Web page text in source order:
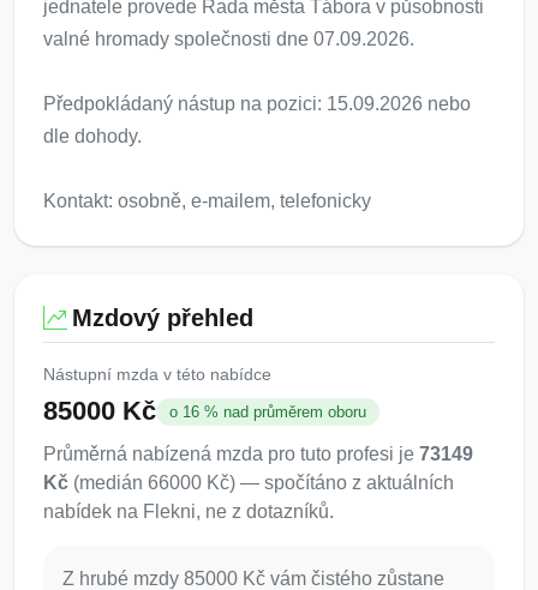
jednatele provede Rada města Tábora v působnosti
valné hromady společnosti dne 07.09.2026.
Předpokládaný nástup na pozici: 15.09.2026 nebo
dle dohody.
Kontakt: osobně, e-mailem, telefonicky
Mzdový přehled
Nástupní mzda v této nabídce
85000 Kč o 16 % nad průměrem oboru
Průměrná nabízená mzda pro tuto profesi je 73149
Kč (medián 66000 Kč) — spočítáno z aktuálních
nabídek na Flekni, ne z dotazníků.
Z hrubé mzdy 85000 Kč vám čistého zůstane